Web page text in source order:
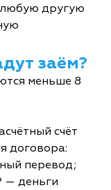
любую другую
заём?
меньше 8
счёт
договора:
перевод;
— деньги